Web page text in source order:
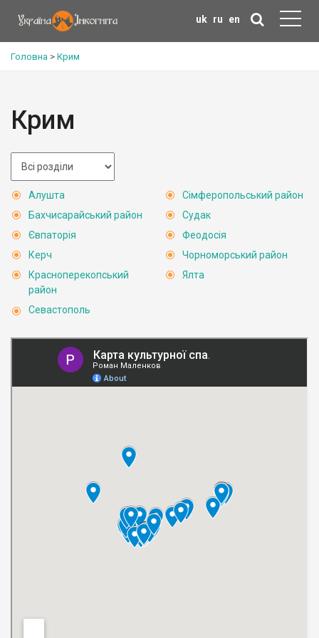
uk ru en
Головна > Крим
Крим
Алушта
Бахчисарайський район
Євпаторія
Керч
Красноперекопський
район
Севастополь
Сімферопольський район
Судак
Феодосія
Чорноморський район
Ялта